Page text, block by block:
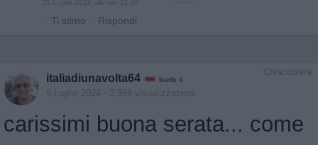
· Ti stimo · Rispondi
Chiacchiera
italiadiunavolta64 livello 4
9 Luglio 2024 - 3.959 visualizzazioni
carissimi buona serata... come